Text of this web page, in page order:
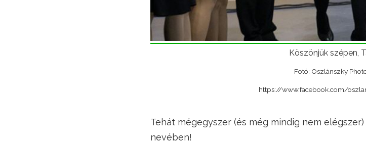
Köszönjük szépen,
Fotó: Oszlánszky
https://www.facebook.com/
Tehát mégegyszer (és még mindig nem
nevében!